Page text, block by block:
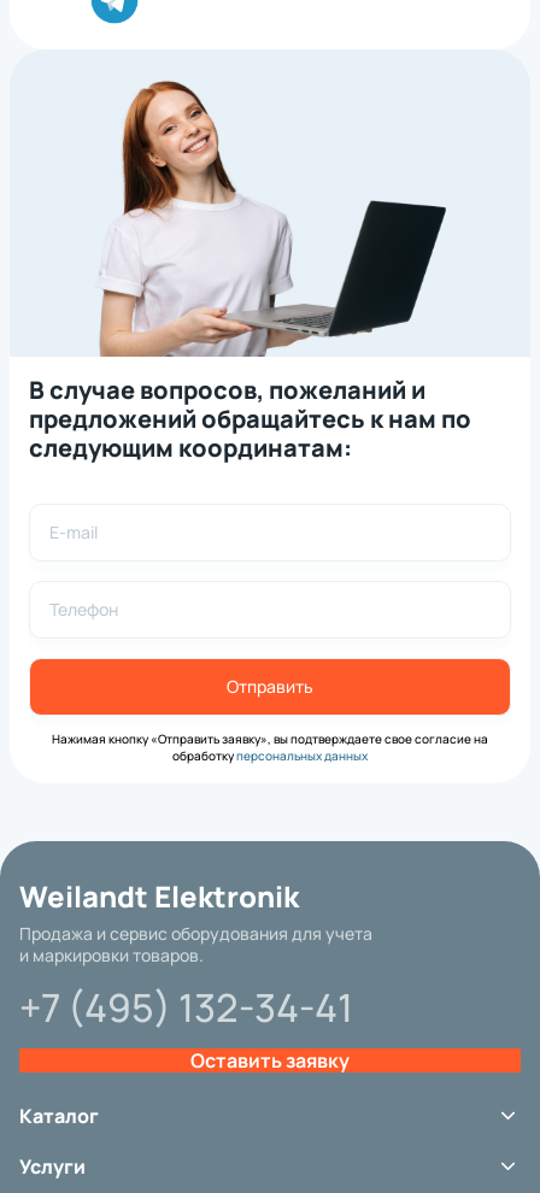
В случае вопросов, пожеланий и
предложений обращайтесь к нам по
следующим координатам:
Нажимая кнопку «Отправить заявку», вы подтверждаете свое согласие на
обработкуперсональных данных
Weilandt Elektronik
Продажа и сервис оборудования для учета
и маркировки товаров.
+7 (495) 132-34-41
Оставить заявку
Каталог
Сканеры штрих-кода
Услуги